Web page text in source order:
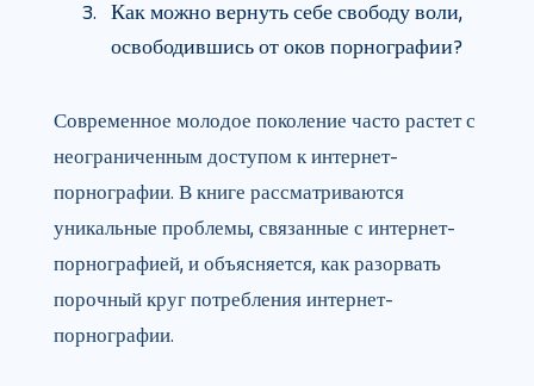
Как можно вернуть себе свободу воли,
освободившись от оков порнографии?
Современное молодое поколение часто растет с
неограниченным доступом к интернет-
порнографии. В книге рассматриваются
уникальные проблемы, связанные с интернет-
порнографией, и объясняется, как разорвать
порочный круг потребления интернет-
порнографии.